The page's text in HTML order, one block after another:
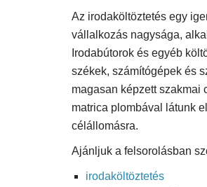
Az irodaköltöztetés egy
vállalkozás nagysága,
Irodabútorok és egyéb
székek, számítógépek és
magasan képzett szakmai
matrica plombával látunk
célállomásra.
Ajánljuk a felsorolásban
irodaköltöztetés